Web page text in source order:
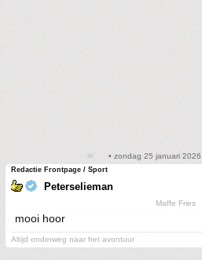
• zondag 25 januari
Redactie Frontpage / Sport
Peterselieman
Maffe Fries
mooi hoor
Altijd onderweg naar het avontuur